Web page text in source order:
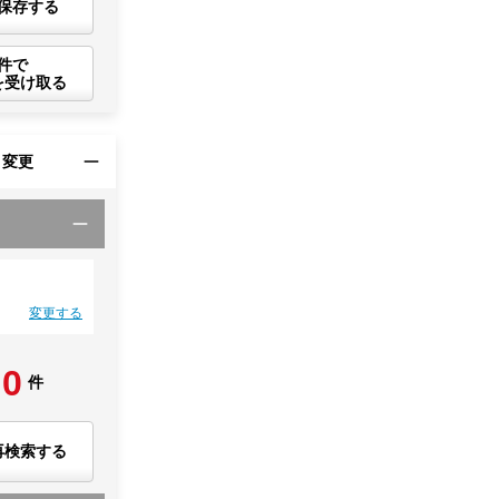
存する
で
受け取る
更
変更する
0 件
検索する